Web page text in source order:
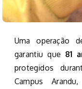
Uma operação
garantiu que 81
protegidos
Campus